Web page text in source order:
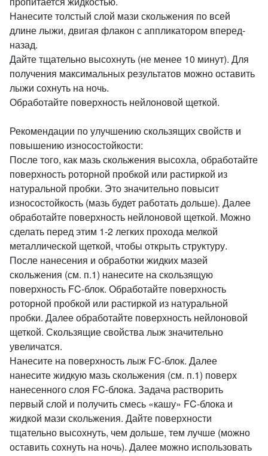
Нанесите толстый слой мази скольжения по всей
длине лыжи, двигая флакон с аппликатором вперед-
назад.
Дайте тщательно высохнуть (не менее 10 минут). Для
получения максимальных результатов можно оставить
лыжи сохнуть на ночь.
Обработайте поверхность нейлоновой щеткой.
Рекомендации по улучшению скользящих свойств и
повышению износостойкости:
После того, как мазь скольжения высохла, обработайте
поверхность роторной пробкой или растиркой из
натуральной пробки. Это значительно повысит
износостойкость (мазь будет работать дольше). Далее
обработайте поверхность нейлоновой щеткой. Можно
сделать перед этим 1-2 легких прохода мелкой
металлической щеткой, чтобы открыть структуру.
После нанесения и обработки жидких мазей
скольжения (см. п.1) нанесите на скользящую
поверхность FC-блок. Обработайте поверхность
роторной пробкой или растиркой из натуральной
пробки. Далее обработайте поверхность нейлоновой
щеткой. Скользящие свойства лыж значительно
увеличатся.
Нанесите на поверхность лыж FC-блок. Далее
нанесите жидкую мазь скольжения (см. п.1) поверх
нанесенного слоя FC-блока. Задача растворить
первый слой и получить смесь «кашу» FC-блока и
жидкой мази скольжения. Дайте поверхности
тщательно высохнуть, чем дольше, тем лучше (можно
оставить сохнуть на ночь). Далее можно использовать